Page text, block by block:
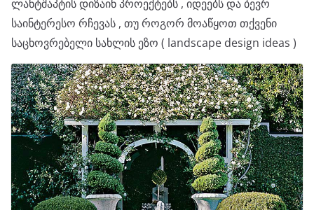
ლანტშაპტის დიზაინ პროექტებს , იდეებს და ბევრ
საინტერესო რჩევას , თუ როგორ მოაწყოთ თქვენი
საცხოვრებელი სახლის ეზო ( landscape design ideas )